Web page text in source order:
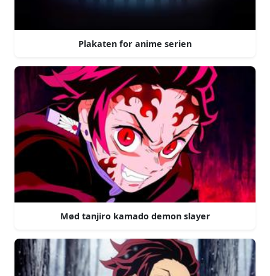
Plakaten for anime serien
Mød tanjiro kamado demon slayer